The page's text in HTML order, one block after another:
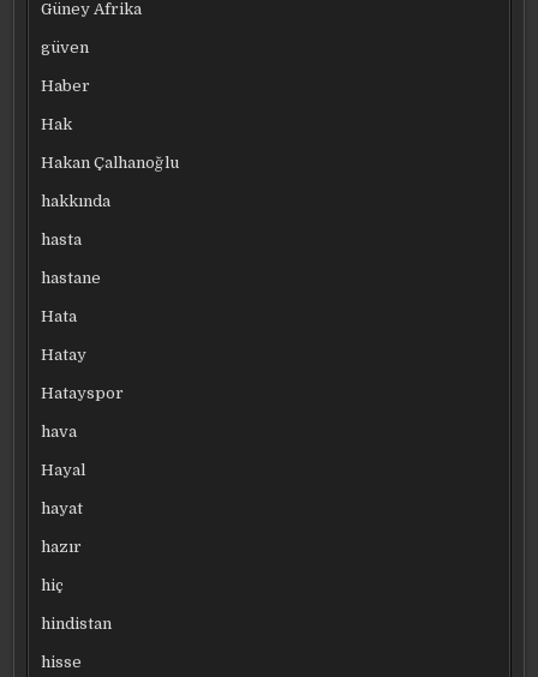
Güney Afrika
güven
Haber
Hak
Hakan Çalhanoğlu
hakkında
hasta
hastane
Hata
Hatay
Hatayspor
hava
Hayal
hayat
hazır
hiç
hindistan
hisse